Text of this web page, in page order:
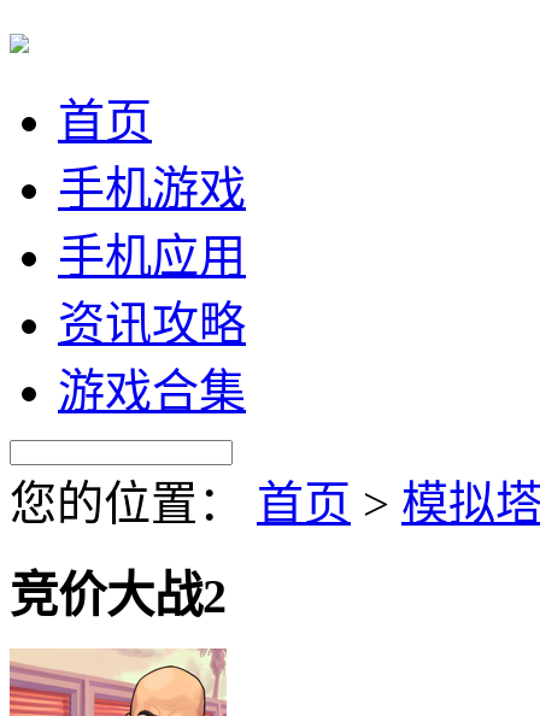
首页
手机游戏
手机应用
资讯攻略
游戏合集
您的位置： 首页 > 模拟
竞价大战2